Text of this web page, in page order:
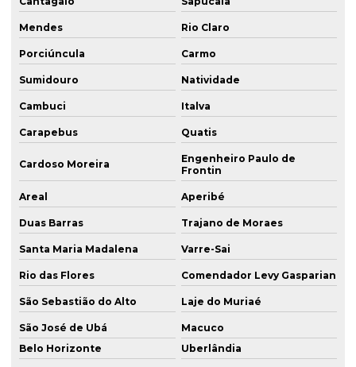
Mendes Rio Claro
Porciúncula Carmo
Sumidouro Natividade
Cambuci Italva
Carapebus Quatis
Cardoso Moreira
Engenheiro Paulo de
Frontin
Areal Aperibé
Duas Barras Trajano de Moraes
Santa Maria Madalena Varre-Sai
Rio das Flores Comendador Levy Gasparian
São Sebastião do Alto Laje do Muriaé
São José de Ubá
Macuco
Belo Horizonte
Uberlândia